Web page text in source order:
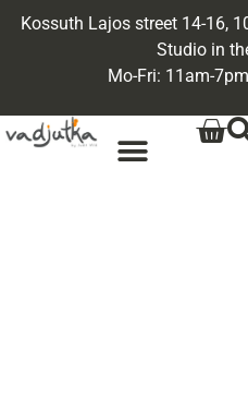
Kossuth Lajos street 14-16,
Studio in
Mo-Fri: 11am-